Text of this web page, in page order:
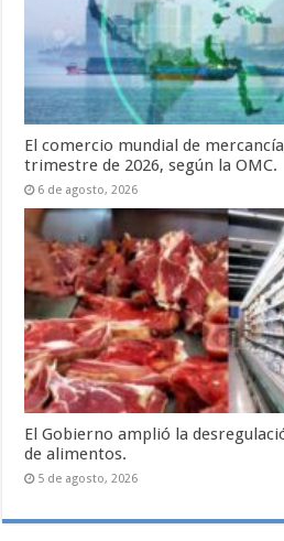
El comercio mundial de
trimestre de 2026, según la OMC.
6 de agosto, 2026
El Gobierno amplió la
de alimentos.
5 de agosto, 2026